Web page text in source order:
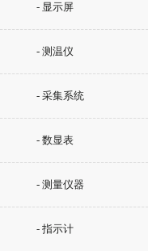
- 显示屏
- 测温仪
- 采集系统
- 数显表
- 测量仪器
- 指示计